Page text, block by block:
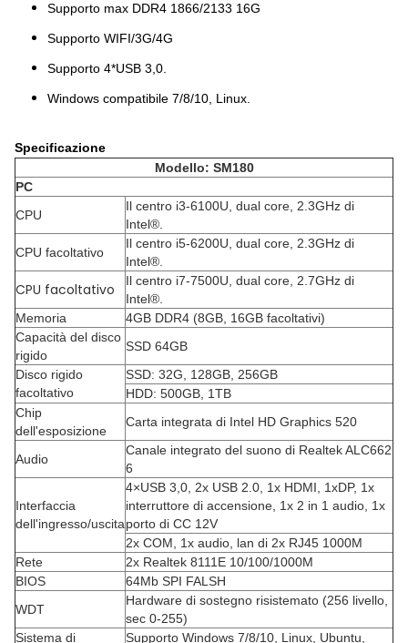
Supporto max DDR4 1866/2133 16G
Supporto WIFI/3G/4G
Supporto 4*USB 3,0.
Windows compatibile 7/8/10, Linux.
Specificazione
Modello: SM180
PC
CPU
Il centro i3-6100U, dual core, 2.3GHz di
Intel®.
CPU facoltativo
Il centro i5-6200U, dual core, 2.3GHz di
Intel®.
CPU facoltativo
Il centro i7-7500U, dual core, 2.7GHz di
Intel®.
Memoria
4GB DDR4 (8GB, 16GB facoltativi)
Capacità del disco
rigido
SSD 64GB
Disco rigido
facoltativo
SSD: 32G, 128GB, 256GB
HDD: 500GB, 1TB
Chip
dell'esposizione
Carta integrata di Intel HD Graphics 520
Audio
Canale integrato del suono di Realtek ALC662
6
Interfaccia
dell'ingresso/uscita
4×USB 3,0, 2x USB 2.0, 1x HDMI, 1xDP, 1x
interruttore di accensione, 1x 2 in 1 audio, 1x
porto di CC 12V
2x COM, 1x audio, lan di 2x RJ45 1000M
Rete
2x Realtek 8111E 10/100/1000M
BIOS
64Mb SPI FALSH
WDT
Hardware di sostegno risistemato (256 livello,
sec 0-255)
Sistema di
Supporto Windows 7/8/10, Linux, Ubuntu,